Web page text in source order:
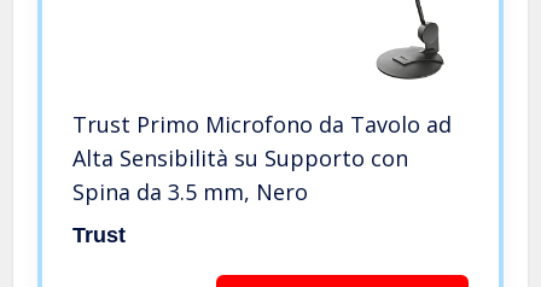
Trust Primo Microfono da Tavolo ad
Alta Sensibilità su Supporto con
Spina da 3.5 mm, Nero
Trust